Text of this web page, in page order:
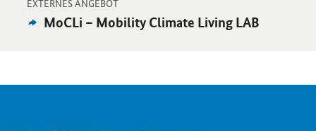
EXTERNES ANGEBOT
Externes
Angebot:
MoCLi – Mobility Climate Living LAB
Öffnet Einzelsicht